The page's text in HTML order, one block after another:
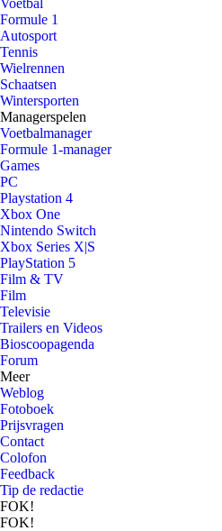
Voetbal
Formule 1
Autosport
Tennis
Wielrennen
Schaatsen
Wintersporten
Managerspelen
Voetbalmanager
Formule 1-manager
Games
PC
Playstation 4
Xbox One
Nintendo Switch
Xbox Series X|S
PlayStation 5
Film & TV
Film
Televisie
Trailers en Videos
Bioscoopagenda
Forum
Meer
Weblog
Fotoboek
Prijsvragen
Contact
Colofon
Feedback
Tip de redactie
FOK!
FOK!